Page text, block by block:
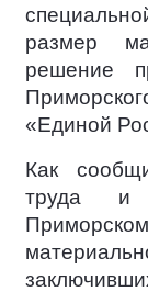
размер
решение
«Единой
Как
труда и